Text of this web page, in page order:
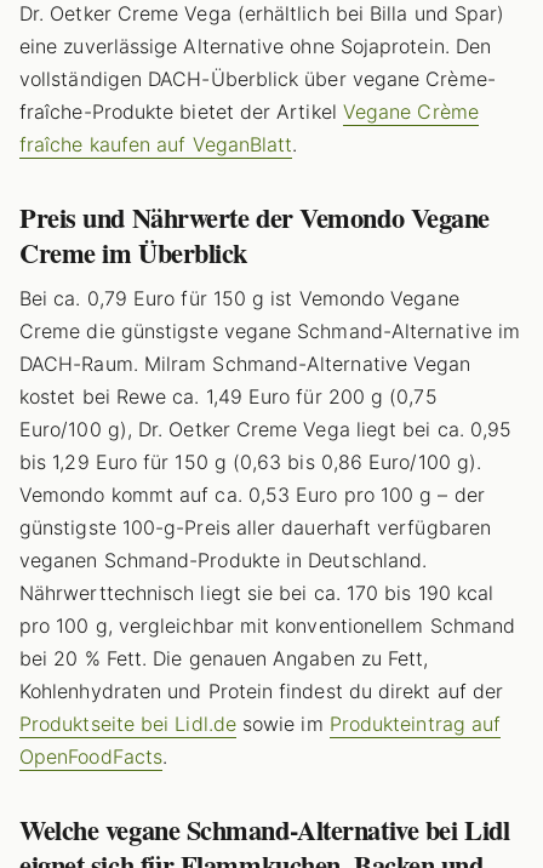
Dr. Oetker Creme Vega (erhältlich bei Billa und Spar)
eine zuverlässige Alternative ohne Sojaprotein. Den
vollständigen DACH-Überblick über vegane Crème-
fraîche-Produkte bietet der Artikel Vegane Crème
fraîche kaufen auf VeganBlatt.
Preis und Nährwerte der Vemondo Vegane
Creme im Überblick
Bei ca. 0,79 Euro für 150 g ist Vemondo Vegane
Creme die günstigste vegane Schmand-Alternative im
DACH-Raum. Milram Schmand-Alternative Vegan
kostet bei Rewe ca. 1,49 Euro für 200 g (0,75
Euro/100 g), Dr. Oetker Creme Vega liegt bei ca. 0,95
bis 1,29 Euro für 150 g (0,63 bis 0,86 Euro/100 g).
Vemondo kommt auf ca. 0,53 Euro pro 100 g – der
günstigste 100-g-Preis aller dauerhaft verfügbaren
veganen Schmand-Produkte in Deutschland.
Nährwerttechnisch liegt sie bei ca. 170 bis 190 kcal
pro 100 g, vergleichbar mit konventionellem Schmand
bei 20 % Fett. Die genauen Angaben zu Fett,
Kohlenhydraten und Protein findest du direkt auf der
Produktseite bei Lidl.desowie im Produkteintrag auf
OpenFoodFacts.
Welche vegane Schmand-Alternative bei Lidl